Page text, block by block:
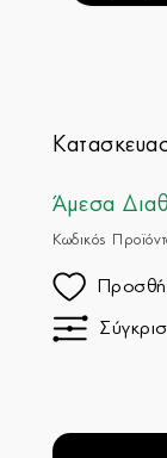
Άμεσα
Κωδικός